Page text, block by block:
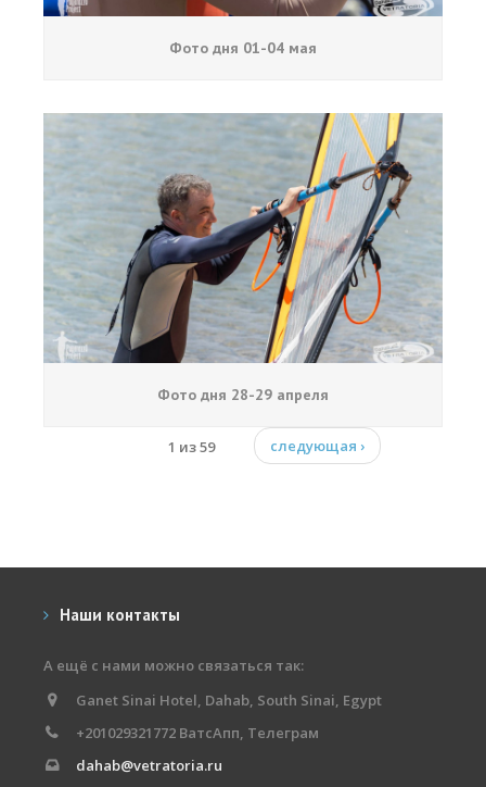
Фото дня 01-04 мая
Фото дня 28-29 апреля
1 из 59 следующая ›
Наши контакты
А ещё с нами можно связаться так:
Ganet Sinai Hotel, Dahab, South Sinai, Egypt
+201029321772 ВатсАпп, Телеграм
dahab@vetratoria.ru